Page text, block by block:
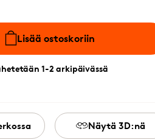
Lisää ostoskoriin
1-2 arkipäivässä
Näytä 3D:nä